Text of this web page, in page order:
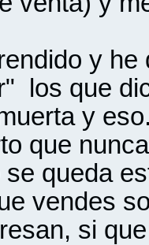
y
los que
y
que
se queda
vendes
si